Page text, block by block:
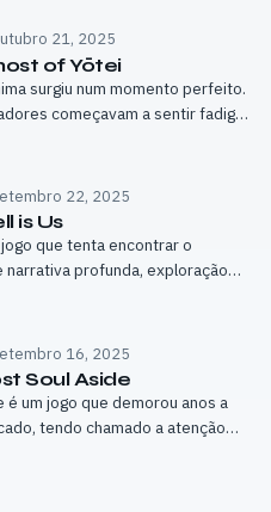
21, 2025
of Yōtei
surgiu num momento perfeito.
começavam a sentir fadiga
e o confinamento
22, 2025
is Us
que tenta encontrar o
profunda, exploração
Desenvolvido com uma
16, 2025
Soul Aside
é um jogo que demorou anos a
tendo chamado a atenção
trailers pela sua estética que